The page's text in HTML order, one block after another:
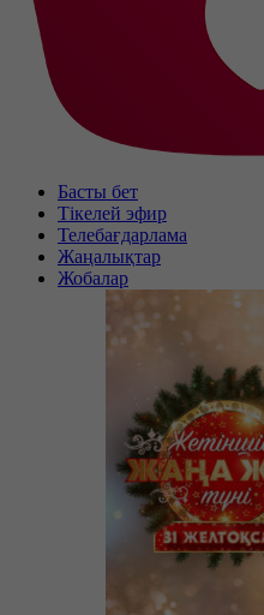
Басты бет
Тікелей эфир
Телебағдарлама
Жаңалықтар
Жобалар